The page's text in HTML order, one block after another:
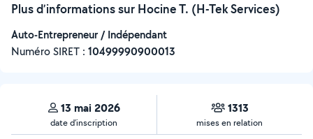
Plus d’informations sur Hocine T. (H-Tek Services)
Auto-Entrepreneur / Indépendant
Numéro SIRET : ‍10499990900013
13 mai 2026
date d’inscription
1313
mises en relation